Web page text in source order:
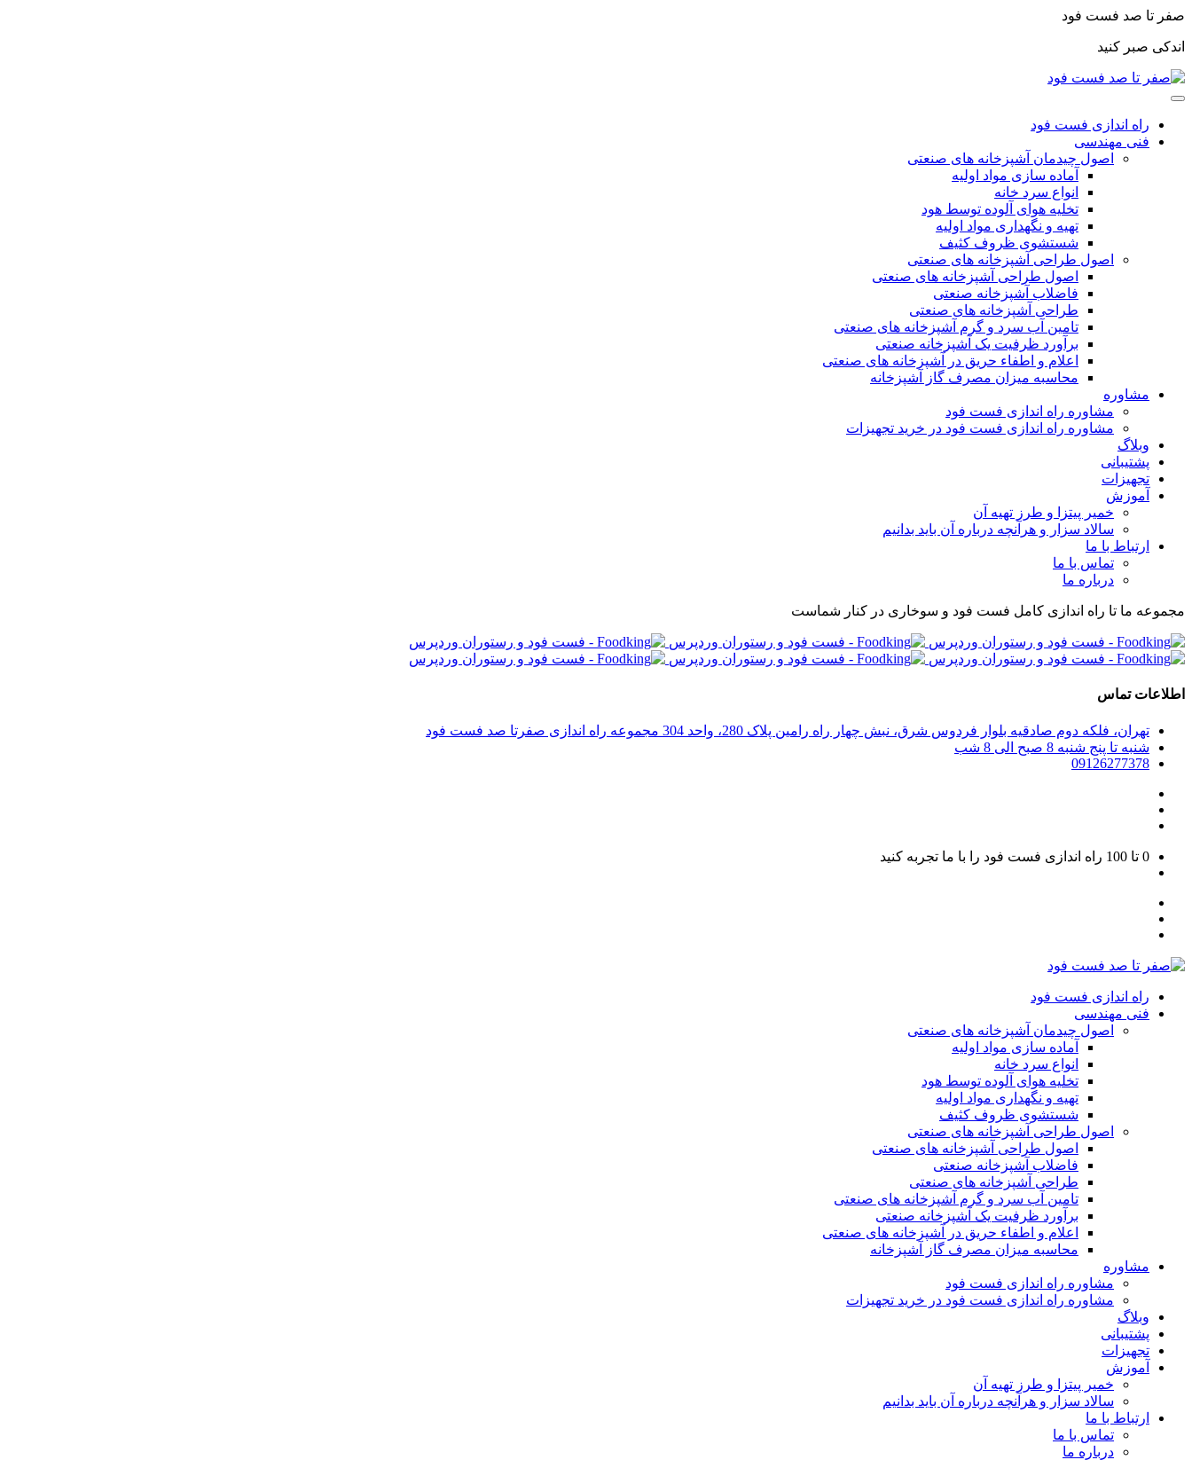
صفر تا صد فست فود
اندکی صبر کنید
راه اندازی فست فود
فنی مهندسی
اصول چیدمان آشپزخانه های صنعتی
آماده سازی مواد اولیه
انواع سرد خانه
تخلیه هوای آلوده توسط هود
تهیه و نگهداری مواد اولیه
شستشوی ظروف کثیف
اصول طراحی آشپزخانه های صنعتی
اصول طراحی آشپزخانه های صنعتی
فاضلاب آشپزخانه صنعتی
طراحی آشپزخانه های صنعتی
تامین آب سرد و گرم آشپزخانه های صنعتی
برآورد ظرفیت یک آشپزخانه صنعتی
اعلام و اطفاء حریق در آشپزخانه های صنعتی
محاسبه میزان مصرف گاز آشپزخانه
مشاوره
مشاوره راه اندازی فست فود
مشاوره راه اندازی فست فود در خرید تجهیزات
وبلاگ
پشتیبانی
تجهیزات
آموزش
خمیر پیتزا و طرز تهیه آن
سالاد سزار و هرآنچه درباره آن باید بدانیم
ارتباط با ما
تماس با ما
درباره ما
مجموعه ما تا راه اندازی کامل فست فود و سوخاری در کنار شماست
اطلاعات تماس
تهران، فلکه دوم صادقیه بلوار فردوس شرق، نبش چهار راه رامین پلاک 280، واحد 304 مجموعه راه اندازی صفرتا صد فست فود
شنبه تا پنج شنبه 8 صبح الی 8 شب
09126277378
0 تا 100 راه اندازی فست فود را با ما تجربه کنید
راه اندازی فست فود
فنی مهندسی
اصول چیدمان آشپزخانه های صنعتی
آماده سازی مواد اولیه
انواع سرد خانه
تخلیه هوای آلوده توسط هود
تهیه و نگهداری مواد اولیه
شستشوی ظروف کثیف
اصول طراحی آشپزخانه های صنعتی
اصول طراحی آشپزخانه های صنعتی
فاضلاب آشپزخانه صنعتی
طراحی آشپزخانه های صنعتی
تامین آب سرد و گرم آشپزخانه های صنعتی
برآورد ظرفیت یک آشپزخانه صنعتی
اعلام و اطفاء حریق در آشپزخانه های صنعتی
محاسبه میزان مصرف گاز آشپزخانه
مشاوره
مشاوره راه اندازی فست فود
مشاوره راه اندازی فست فود در خرید تجهیزات
وبلاگ
پشتیبانی
تجهیزات
آموزش
خمیر پیتزا و طرز تهیه آن
سالاد سزار و هرآنچه درباره آن باید بدانیم
ارتباط با ما
تماس با ما
درباره ما